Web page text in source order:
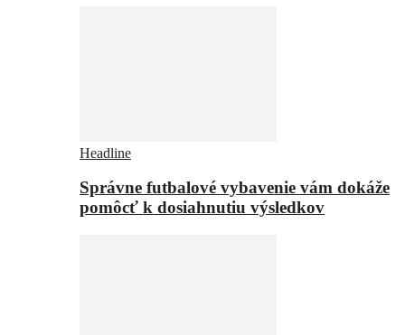
Headline
Správne futbalové vybavenie vám dokáže
pomôcť k dosiahnutiu výsledkov